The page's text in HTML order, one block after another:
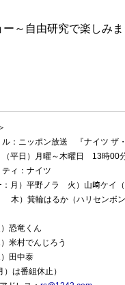
～自由研究で楽しみ
：ニッポン放送 『ナイツ ザ・
（平日）月曜～木曜日 13時00
ィ：ナイツ
：月）平野ノラ 火）山﨑ケイ
木）箕輪はるか（ハリセンボン
恐竜くん
米村でんじろう
田中泰
）は番組休止）